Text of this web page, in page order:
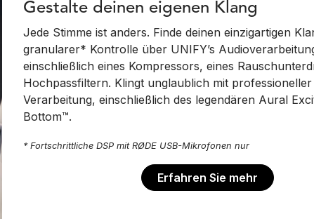
Gestalte deinen eigenen Klang
Jede Stimme ist anders. Finde deinen einzigartigen
granularer* Kontrolle über UNIFY’s
einschließlich eines Kompressors, eines
Hochpassfiltern. Klingt unglaublich mit
Verarbeitung, einschließlich des legendären Aural
Bottom™.
* Fortschrittliche DSP mit RØDE USB-Mikrofonen nur
Erfahren Sie mehr